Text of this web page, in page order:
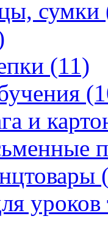
сумки
(11)
и
уроков